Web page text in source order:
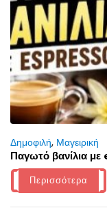
Δημοφιλή, Μαγειρική
Παγωτό βανίλια
Περισσότερα